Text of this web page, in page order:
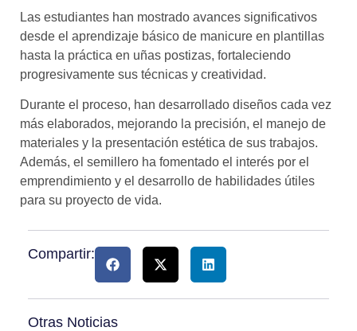
Las estudiantes han mostrado avances significativos
desde el aprendizaje básico de manicure en plantillas
hasta la práctica en uñas postizas, fortaleciendo
progresivamente sus técnicas y creatividad.
Durante el proceso, han desarrollado diseños cada vez
más elaborados, mejorando la precisión, el manejo de
materiales y la presentación estética de sus trabajos.
Además, el semillero ha fomentado el interés por el
emprendimiento y el desarrollo de habilidades útiles
para su proyecto de vida.
Compartir:
Otras Noticias